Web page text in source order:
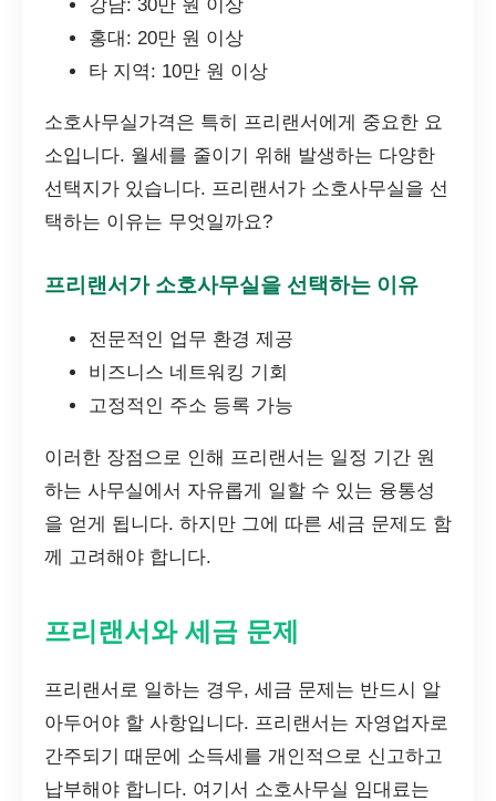
강남: 30만 원 이상
홍대: 20만 원 이상
타 지역: 10만 원 이상
소호사무실가격은 특히 프리랜서에게 중요한 요
소입니다. 월세를 줄이기 위해 발생하는 다양한
선택지가 있습니다. 프리랜서가 소호사무실을 선
택하는 이유는 무엇일까요?
프리랜서가 소호사무실을 선택하는 이유
전문적인 업무 환경 제공
비즈니스 네트워킹 기회
고정적인 주소 등록 가능
이러한 장점으로 인해 프리랜서는 일정 기간 원
하는 사무실에서 자유롭게 일할 수 있는 융통성
을 얻게 됩니다. 하지만 그에 따른 세금 문제도 함
께 고려해야 합니다.
프리랜서와 세금 문제
프리랜서로 일하는 경우, 세금 문제는 반드시 알
아두어야 할 사항입니다. 프리랜서는 자영업자로
간주되기 때문에 소득세를 개인적으로 신고하고
납부해야 합니다. 여기서 소호사무실 임대료는